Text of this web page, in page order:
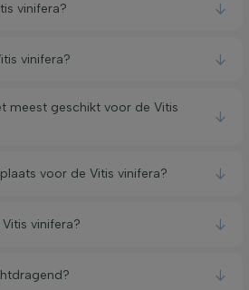
vinifera?
vinifera?
meest geschikt voor de Vitis
voor de Vitis vinifera?
vinifera?